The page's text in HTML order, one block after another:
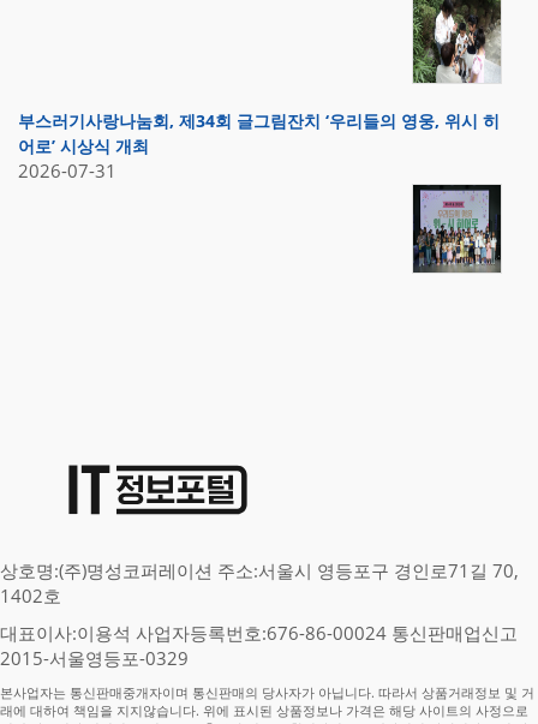
부스러기사랑나눔회, 제34회 글그림잔치 ‘우리들의 영웅, 위시 히
어로’ 시상식 개최
2026-07-31
상호명:(주)명성코퍼레이션 주소:서울시 영등포구 경인로71길 70,
1402호
대표이사:이용석 사업자등록번호:676-86-00024 통신판매업신고
2015-서울영등포-0329
본사업자는 통신판매중개자이며 통신판매의 당사자가 아닙니다. 따라서 상품거래정보 및 거
래에 대하여 책임을 지지않습니다. 위에 표시된 상품정보나 가격은 해당 사이트의 사정으로